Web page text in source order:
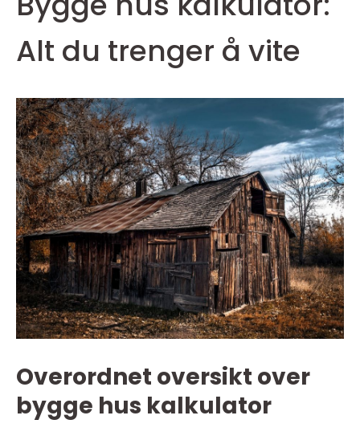
Alt du trenger å vite
Overordnet oversikt over
bygge hus kalkulator